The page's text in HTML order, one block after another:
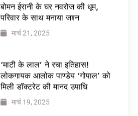
बोमन ईरानी के घर नवरोज की धूम,
परिवार के साथ मनाया जश्न
मार्च 21, 2025
‘माटी के लाल’ ने रचा इतिहास!
लोकगायक आलोक पाण्डेय ‘गोपाल’ को
मिली डॉक्टरेट की मानद उपाधि
मार्च 19, 2025